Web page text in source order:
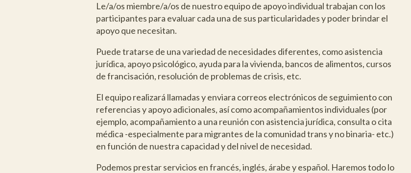
Le/a/os miembre/a/os de nuestro equipo de apoyo individual trabajan con los
participantes para evaluar cada una de sus particularidades y poder brindar el
apoyo que necesitan.
Puede tratarse de una variedad de necesidades diferentes, como asistencia
jurídica, apoyo psicológico, ayuda para la vivienda, bancos de alimentos, cursos
de francisación, resolución de problemas de crisis, etc.
El equipo realizará llamadas y enviara correos electrónicos de seguimiento con
referencias y apoyo adicionales, así como acompañamientos individuales (por
ejemplo, acompañamiento a una reunión con asistencia jurídica, consulta o cita
médica -especialmente para migrantes de la comunidad trans y no binaria- etc.)
en función de nuestra capacidad y del nivel de necesidad.
Podemos prestar servicios en francés, inglés, árabe y español. Haremos todo lo